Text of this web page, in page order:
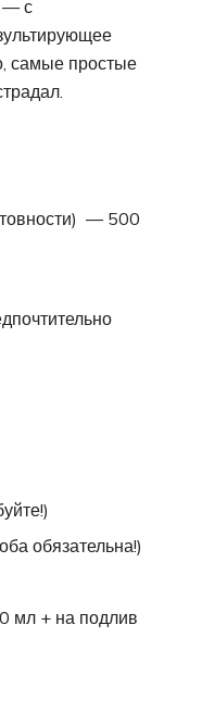
— с
самые простые
— 500
обязательна!)
мл + на подлив